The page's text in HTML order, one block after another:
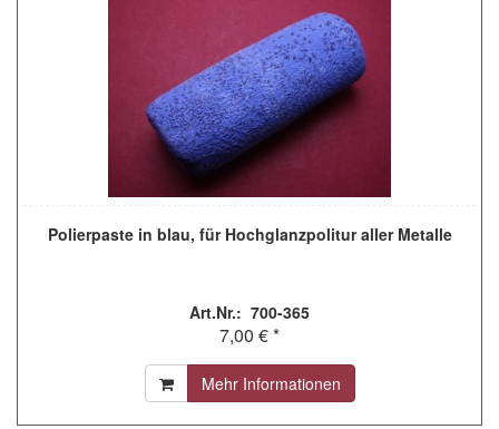
Polierpaste in blau, für Hochglanzpolitur aller Metalle
Art.Nr.: 700-365
7,00 € *
Mehr Informationen